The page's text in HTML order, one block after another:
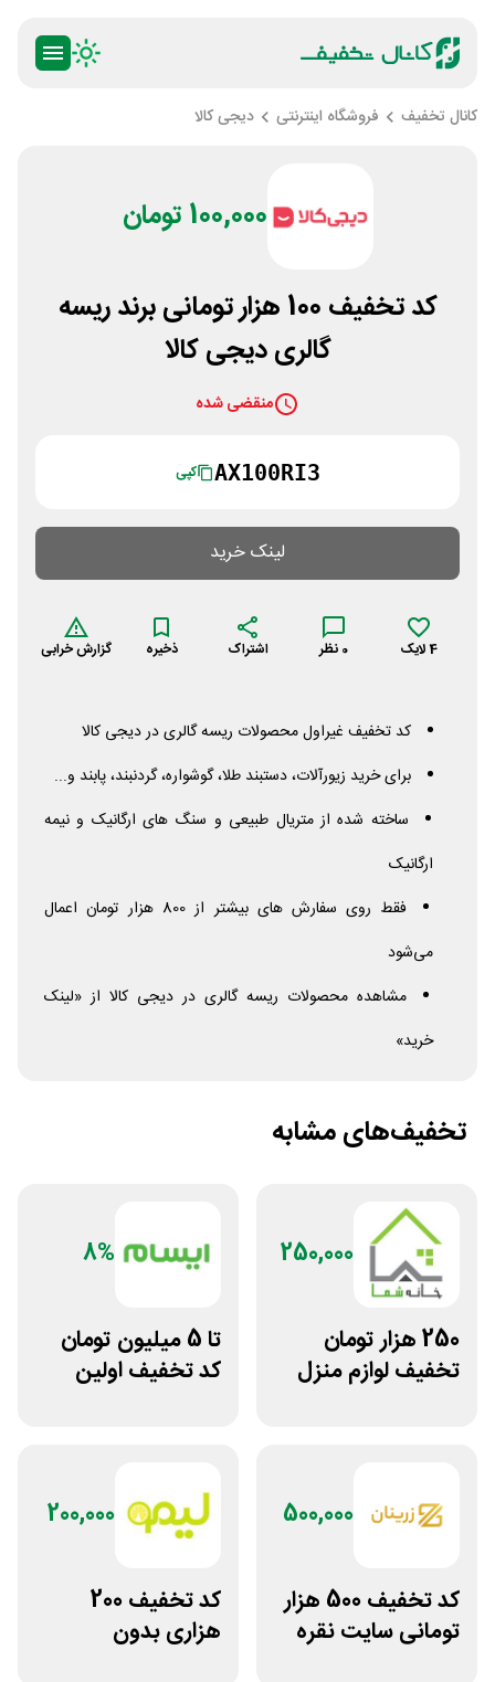
کانال تخفیف فروشگاه اینترنتی دیجی کالا
100,000 تومان
کد تخفیف 100 هزار تومانی برند ریسه
گالری دیجی کالا
منقضی شده
AX100RI3 کپی
لینک خرید
4 لایک 0 نظر اشتراک ذخیره گزارش خرابی
کد تخفیف غیراول محصولات ریسه گالری در دیجی کالا
برای خرید زیورآلات، دستبند طلا، گوشواره، گردنبند، پابند و...
ساخته شده از متریال طبیعی و سنگ های ارگانیک و نیمه
ارگانیک
فقط روی سفارش های بیشتر از 800 هزار تومان اعمال
می‌شود
مشاهده محصولات ریسه گالری در دیجی کالا از «لینک
خرید»
تخفیف‌های مشابه
250,000
250 هزار تومان
تخفیف لوازم منزل
8%
تا 5 میلیون تومان
کد تخفیف اولین
500,000
کد تخفیف 500 هزار
تومانی سایت نقره
200,000
کد تخفیف 200
هزاری بدون